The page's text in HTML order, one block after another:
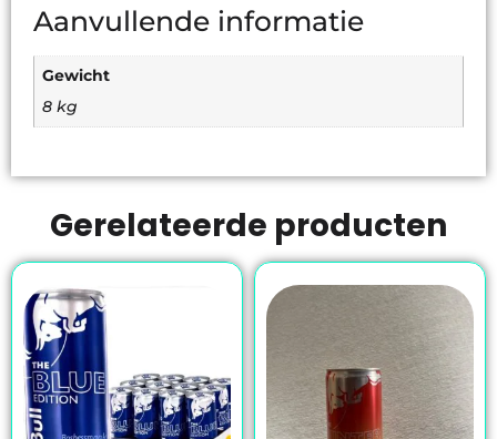
Aanvullende informatie
Gewicht
8 kg
Gerelateerde producten